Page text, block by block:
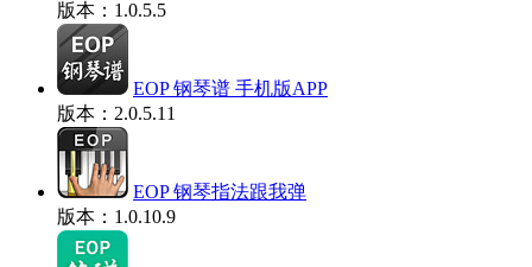
版本：1.0.5.5
EOP 钢琴谱 手机版APP
版本：2.0.5.11
EOP 钢琴指法跟我弹
版本：1.0.10.9